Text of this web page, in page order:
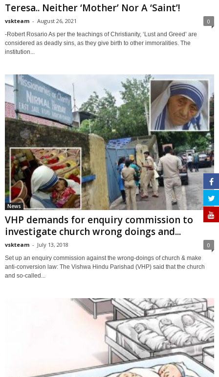
Teresa.. Neither ‘Mother’ Nor A ‘Saint’!
vskteam - August 26, 2021 0
-Robert Rosario As per the teachings of Christianity, ‘Lust and Greed’ are
considered as deadly sins, as they give birth to other immoralities. The
institution...
News
VHP demands for enquiry commission to
investigate church wrong doings and...
vskteam - July 13, 2018 0
Set up an enquiry commission against the wrong-doings of church & make
anti-conversion law: The Vishwa Hindu Parishad (VHP) said that the church
and so-called...